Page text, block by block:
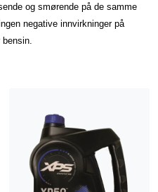
og smørende på de samme
negative innvirkninger på